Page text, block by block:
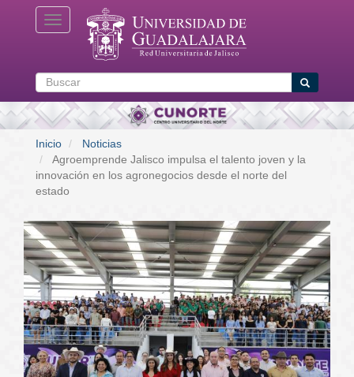
Toggle navigation
Buscar Buscar
Inicio
Noticias
Agroemprende Jalisco impulsa el talento joven y la
innovación en los agronegocios desde el norte del
estado